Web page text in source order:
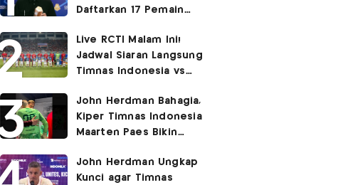
Daftarkan 17 Pemain
2026-2027
Live RCTI Malam Ini!
Jadwal Siaran Langsung
Timnas Indonesia vs
2026: Laga Hidup Mati
John Herdman Bahagia,
Kiper Timnas Indonesia
Maarten Paes Bikin
Duduk di Bangku
Cadangan!
John Herdman Ungkap
Kunci agar Timnas